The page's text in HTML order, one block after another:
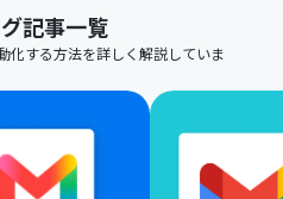
記事一覧
化する方法を詳しく解説していま